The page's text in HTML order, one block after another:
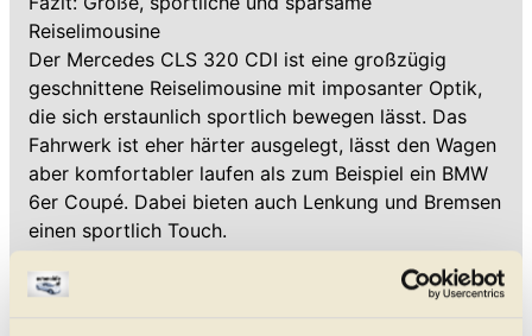
Reiselimousine
Der Mercedes CLS 320 CDI ist eine großzügig
geschnittene Reiselimousine mit imposanter Optik,
die sich erstaunlich sportlich bewegen lässt. Das
Fahrwerk ist eher härter ausgelegt, lässt den Wagen
aber komfortabler laufen als zum Beispiel ein BMW
6er Coupé. Dabei bieten auch Lenkung und Bremsen
einen sportlich Touch.
Die Laufruhe des Dieselmotors und die sehr